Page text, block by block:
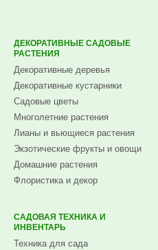
ДЕКОРАТИВНЫЕ САДОВЫЕ
РАСТЕНИЯ
Декоративные деревья
Декоративные кустарники
Садовые цветы
Многолетние растения
Лианы и вьющиеся растения
Экзотические фрукты и овощи
Домашние растения
Флористика и декор
САДОВАЯ ТЕХНИКА И
ИНВЕНТАРЬ
Техника для сада